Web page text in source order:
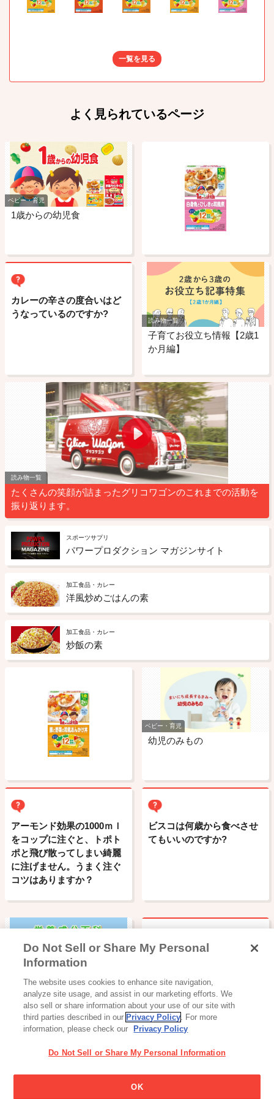
一覧を見る
よく見られているページ
ベビー・育児
1歳からの幼児食
カレーの辛さの度合いはど
うなっているのですか?
読み物一覧
子育てお役立ち情報【2歳1
か月編】
読み物一覧
たくさんの笑顔が詰まったグリコワゴンのこれまでの活動を
振り返ります。
スポーツサプリ
パワープロダクション マガジンサイト
加工食品・カレー
洋風炒めごはんの素
加工食品・カレー
炒飯の素
ベビー・育児
幼児のみもの
アーモンド効果の1000ｍｌ
をコップに注ぐと、トポト
ポと飛び散ってしまい綺麗
に注げません。うまく注ぐ
コツはありますか？
ビスコは何歳から食べさせ
てもいいのですか?
栄養成分百科
Glicoのマーク (ゴールイン
のですか?
お菓子はどのように保管し
Do Not Sell or Share My Personal
Information
The website uses cookies to enhance site navigation,
analyze site usage, and assist in our marketing efforts. We
also sell or share information about your use of our site with
third parties described in our Privacy Policy. For more
information, please check our
Privacy Policy
Do Not Sell or Share My Personal Information
OK